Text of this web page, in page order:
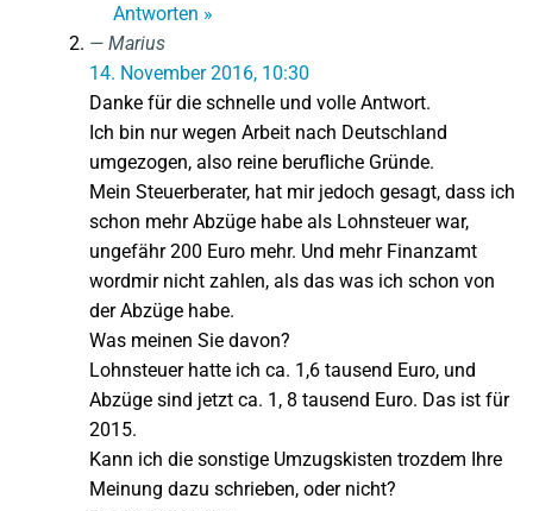
Antworten »
Marius
14. November 2016, 10:30
Danke für die schnelle und volle Antwort.
Ich bin nur wegen Arbeit nach Deutschland
umgezogen, also reine berufliche Gründe.
Mein Steuerberater, hat mir jedoch gesagt, dass ich
schon mehr Abzüge habe als Lohnsteuer war,
ungefähr 200 Euro mehr. Und mehr Finanzamt
wordmir nicht zahlen, als das was ich schon von
der Abzüge habe.
Was meinen Sie davon?
Lohnsteuer hatte ich ca. 1,6 tausend Euro, und
Abzüge sind jetzt ca. 1, 8 tausend Euro. Das ist für
2015.
Kann ich die sonstige Umzugskisten trozdem Ihre
Meinung dazu schrieben, oder nicht?